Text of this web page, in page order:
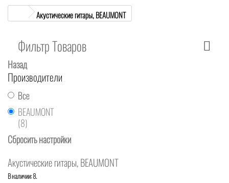
Акустические гитары, BEAUMONT
Фильтр Товаров
Назад
Производители
Все
BEAUMONT
(8)
Сбросить настройки
Акустические гитары, BEAUMONT
В наличии: 8.